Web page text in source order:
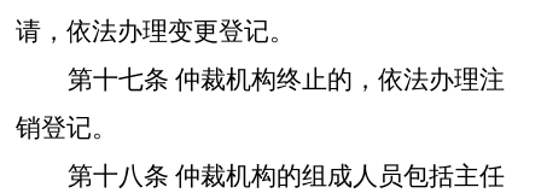
请，依法办理变更登记。
第十七条 仲裁机构终止的，依法办理注
销登记。
第十八条 仲裁机构的组成人员包括主任